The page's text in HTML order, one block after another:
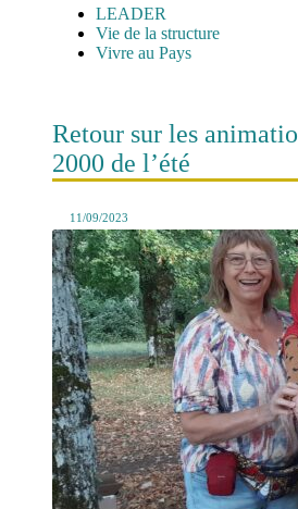
LEADER
Vie de la structure
Vivre au Pays
Retour sur les
2000 de l’été
11/09/2023